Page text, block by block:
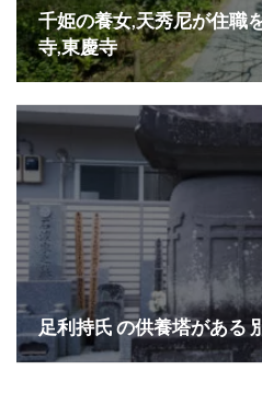
千姫の養女,天秀尼が住職
寺,東慶寺
足利持氏 の供養塔がある